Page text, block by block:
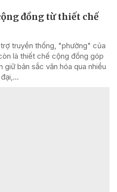
đồng từ thiết chế
truyền thống, "phường" của
là thiết chế cộng đồng góp
giữ bản sắc văn hóa qua nhiều